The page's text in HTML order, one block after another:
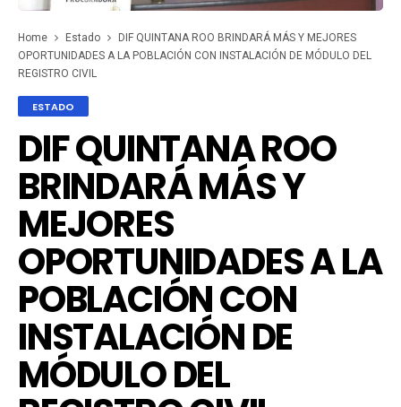
Home Estado
DIF QUINTANA ROO BRINDARÁ MÁS Y MEJORES
OPORTUNIDADES A LA POBLACIÓN CON INSTALACIÓN DE MÓDULO DEL
REGISTRO CIVIL
ESTADO
DIF QUINTANA ROO
BRINDARÁ MÁS Y
MEJORES
OPORTUNIDADES A LA
POBLACIÓN CON
INSTALACIÓN DE
MÓDULO DEL